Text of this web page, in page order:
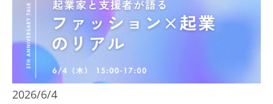
2026/6/4